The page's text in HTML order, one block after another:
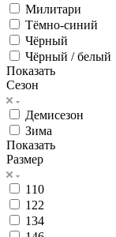
Милитари
Тёмно-синий
Чёрный
Чёрный / белый
Показать
Сезон
Демисезон
Зима
Показать
Размер
110
122
134